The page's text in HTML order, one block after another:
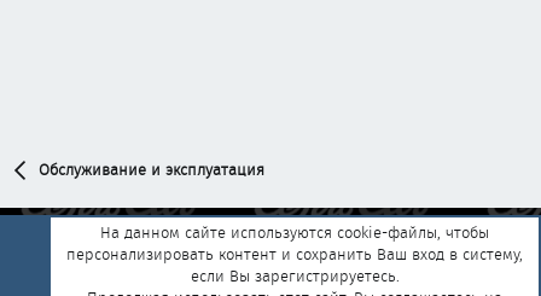
Обслуживание и эксплуатация
Обратная связь
Условия и правила
На данном сайте используются cookie-файлы, чтобы
персонализировать контент и сохранить Ваш вход в систему,
если Вы зарегистрируетесь.